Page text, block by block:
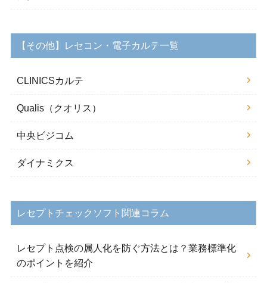
【その他】レセコン・電子カルテ一覧
CLINICSカルテ
Qualis（クオリス）
中央ビジコム
ダイナミクス
レセプトチェックソフト関連コラム
レセプト点検の属人化を防ぐ方法とは？業務標準化
のポイントを紹介